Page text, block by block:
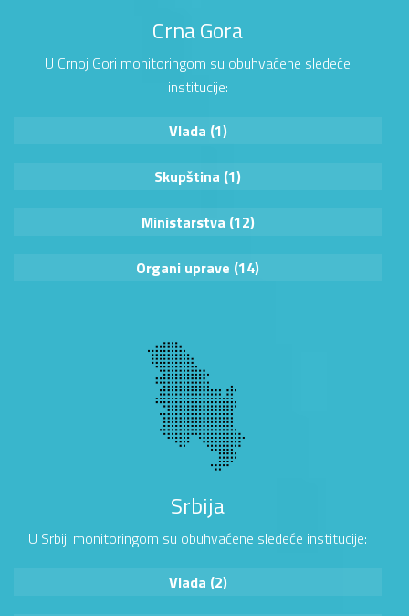
Crna Gora
U Crnoj Gori monitoringom su obuhvaćene sledeće
institucije:
Vlada (1)
Skupština (1)
Ministarstva (12)
Organi uprave (14)
Srbija
U Srbiji monitoringom su obuhvaćene sledeće institucije:
Vlada (2)